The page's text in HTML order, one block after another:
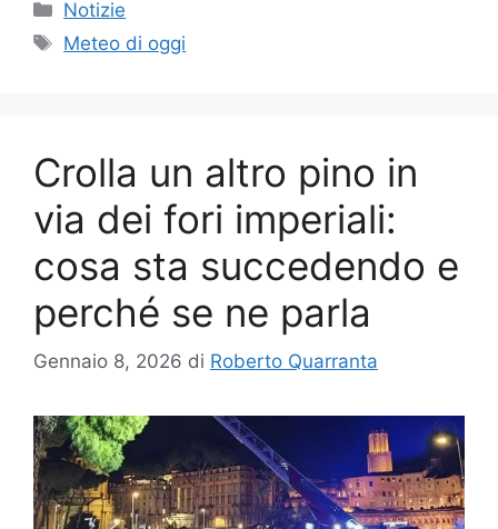
Categorie
Notizie
Tag
Meteo di oggi
Crolla un altro pino in
via dei fori imperiali:
cosa sta succedendo e
perché se ne parla
Gennaio 8, 2026 di Roberto Quarranta